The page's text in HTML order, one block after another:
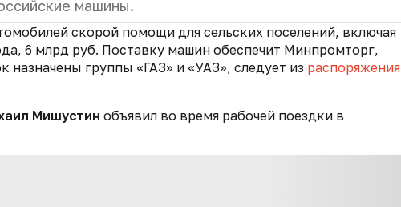
машины.
скорой помощи для сельских поселений, включая
6 млрд руб. Поставку машин обеспечит Минпромторг,
группы «ГАЗ» и «УАЗ», следует из распоряжения
Мишустин объявил во время рабочей поездки в